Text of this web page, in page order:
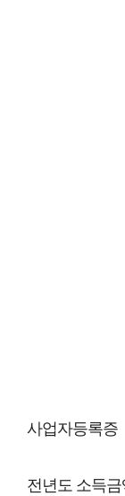
사업자등록증
전년도 소득